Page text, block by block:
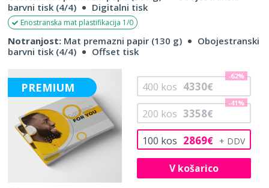
barvni tisk (4/4)
Digitalni tisk
Enostranska mat plastifikacija 1/0
Notranjost: Mat premazni papir (130 g)
Obojestranski
barvni tisk (4/4)
Offset tisk
PREMIUM
100 kos 2869€
200 kos 3358€
-41%
400 kos 4330€
-62%
V košarico